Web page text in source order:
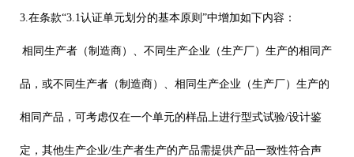
3.在条款“3.1认证单元划分的基本原则”中增加如下内容：
相同生产者（制造商）、不同生产企业（生产厂）生产的相同产
品，或不同生产者（制造商）、相同生产企业（生产厂）生产的
相同产品，可考虑仅在一个单元的样品上进行型式试验/设计鉴
定，其他生产企业/生产者生产的产品需提供产品一致性符合声